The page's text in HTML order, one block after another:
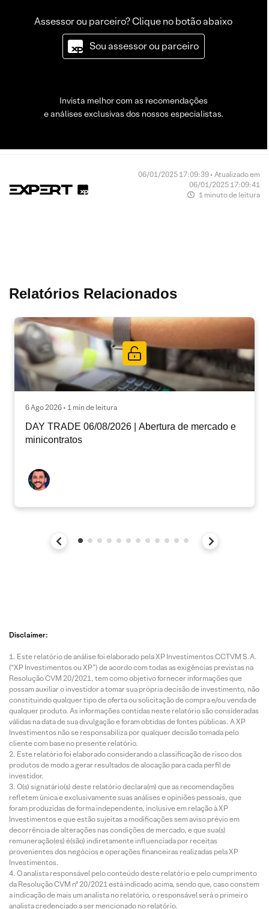
Assessor ou parceiro? Clique no botão abaixo
Sou assessor ou parceiro
Invista melhor com as recomendações
e análises exclusivas dos nossos especialistas.
06/01/2025 17:09:39 • Atualizado em
06/01/2025 17:09:41
1 minuto de leitura
Relatórios Relacionados
6 Ago 2026 • 1 min de leitura
DAY TRADE 06/08/2026 | Abertura de mercado e
minicontratos
Disclaimer:
Este relatório de análise foi elaborado pela XP Investimentos CCTVM S.A.
(“XP Investimentos ou XP”) de acordo com todas as exigências previstas na
Resolução CVM 20/2021, tem como objetivo fornecer informações que
possam auxiliar o investidor a tomar sua própria decisão de investimento, não
constituindo qualquer tipo de oferta ou solicitação de compra e/ou venda de
qualquer produto. As informações contidas neste relatório são consideradas
válidas na data de sua divulgação e foram obtidas de fontes públicas. A XP
Investimentos não se responsabiliza por qualquer decisão tomada pelo
cliente com base no presente relatório.
Este relatório foi elaborado considerando a classificação de risco dos
produtos de modo a gerar resultados de alocação para cada perfil de
investidor.
O(s) signatário(s) deste relatório declara(m) que as recomendações
refletem única e exclusivamente suas análises e opiniões pessoais, que
foram produzidas de forma independente, inclusive em relação à XP
Investimentos e que estão sujeitas a modificações sem aviso prévio em
decorrência de alterações nas condições de mercado, e que sua(s)
remuneração(es) é(são) indiretamente influenciada por receitas
provenientes dos negócios e operações financeiras realizadas pela XP
Investimentos.
O analista responsável pelo conteúdo deste relatório e pelo cumprimento
da Resolução CVM nº 20/2021 está indicado acima, sendo que, caso constem
a indicação de mais um analista no relatório, o responsável será o primeiro
analista credenciado a ser mencionado no relatório.